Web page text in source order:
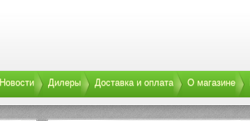
Новости Дилеры Доставка и оплата О магазине